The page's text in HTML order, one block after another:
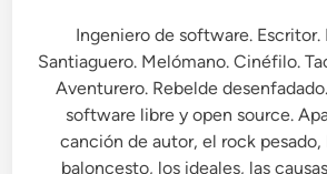
Ingeniero de software. Escritor.
Santiaguero. Melómano. Cinéfilo.
Aventurero. Rebelde
software libre y open source.
canción de autor, el rock pesado,
baloncesto, los ideales, las